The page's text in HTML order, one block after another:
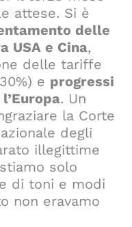
attese. Si è
delle
USA e Cina,
delle tariffe
e progressi
. Un
la Corte
degli
illegittime
solo
di toni e modi
non eravamo